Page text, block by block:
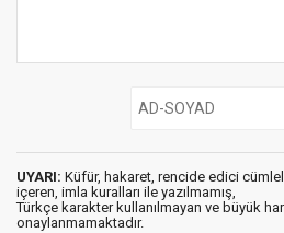
UYARI: Küfür, hakaret, rencide edici
içeren, imla kuralları ile yazılmamış,
Türkçe karakter kullanılmayan ve büyük
onaylanmamaktadır.